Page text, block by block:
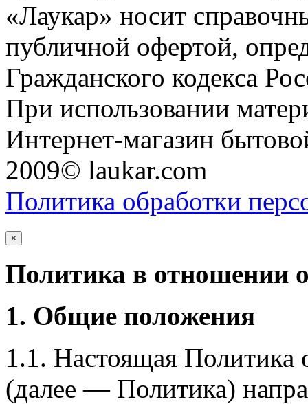
«Лаукар» носит
публичной офертой,
Гражданского кодекса
При использовании
Интернет-магазин
2009© laukar.com
Политика обработки
×
Политика в отношении
1. Общие положения
1.1. Настоящая Политика
(далее — Политика)